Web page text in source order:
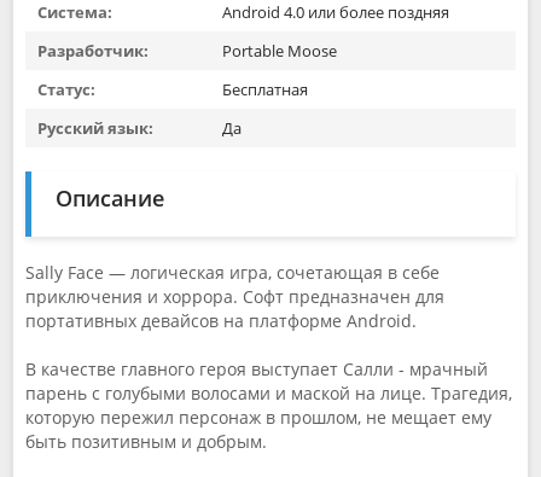
Система:
Android 4.0 или более поздняя
Разработчик:
Portable Moose
Статус:
Бесплатная
Русский язык:
Да
Описание
Sally Face — логическая игра, сочетающая в себе
приключения и хоррора. Софт предназначен для
портативных девайсов на платформе Android.
В качестве главного героя выступает Салли - мрачный
парень с голубыми волосами и маской на лице. Трагедия,
которую пережил персонаж в прошлом, не мещает ему
быть позитивным и добрым.